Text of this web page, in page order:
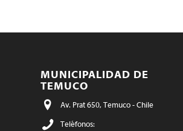
MUNICIPALIDAD DE
TEMUCO
Av. Prat 650, Temuco - Chile
Teléfonos: